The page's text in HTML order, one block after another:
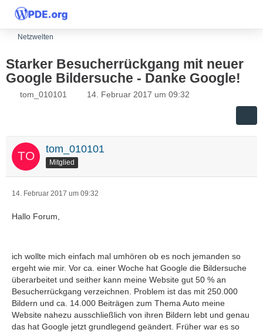
Netzwelten
Starker Besucherrückgang mit neuer
Google Bildersuche - Danke Google!
tom_010101 14. Februar 2017 um 09:32
tom_010101
Mitglied
14. Februar 2017 um 09:32
Hallo Forum,
ich wollte mich einfach mal umhören ob es noch jemanden so
ergeht wie mir. Vor ca. einer Woche hat Google die Bildersuche
überarbeitet und seither kann meine Website gut 50 % an
Besucherrückgang verzeichnen. Problem ist das mit 250.000
Bildern und ca. 14.000 Beiträgen zum Thema Auto meine
Website nahezu ausschließlich von ihren Bildern lebt und genau
das hat Google jetzt grundlegend geändert. Früher war es so